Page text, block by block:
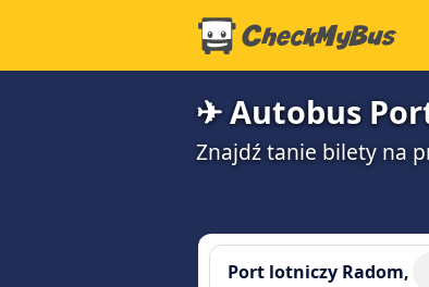
✈ Autobus
Znajdź tanie bilety na